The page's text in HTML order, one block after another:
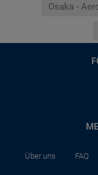
Osaka -
Über uns FAQ